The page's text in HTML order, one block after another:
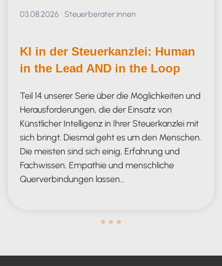
Veröffentlicht am 03.08.2026
03.08.2026 · Steuerberater:innen
KI in der Steuerkanzlei: Human
in the Lead AND in the Loop
Teil 14 unserer Serie über die Möglichkeiten und
Herausforderungen, die der Einsatz von
Künstlicher Intelligenz in Ihrer Steuerkanzlei mit
sich bringt. Diesmal geht es um den Menschen.
Die meisten sind sich einig, Erfahrung und
Fachwissen, Empathie und menschliche
Querverbindungen lassen…